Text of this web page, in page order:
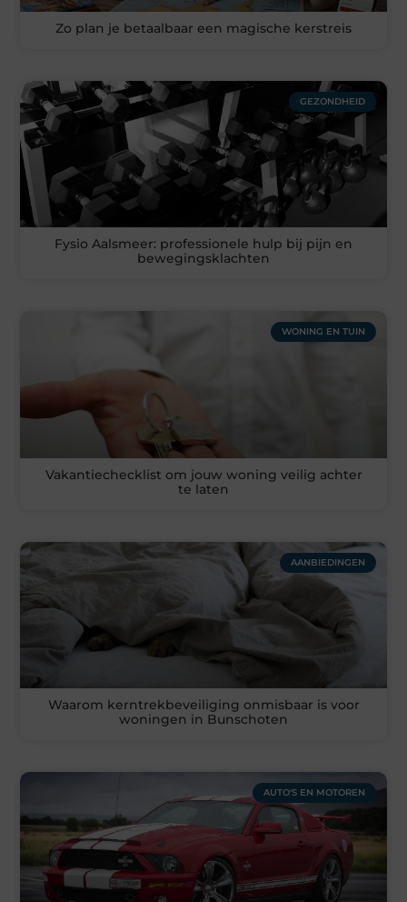
Zo plan je betaalbaar een magische kerstreis
GEZONDHEID
Fysio Aalsmeer: professionele hulp bij pijn en
bewegingsklachten
WONING EN TUIN
Vakantiechecklist om jouw woning veilig achter
te laten
AANBIEDINGEN
Waarom kerntrekbeveiliging onmisbaar is voor
woningen in Bunschoten
AUTO'S EN MOTOREN